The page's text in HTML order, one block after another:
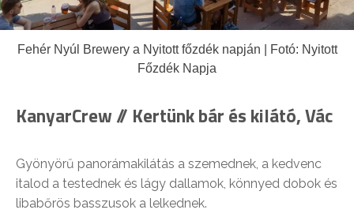
Fehér Nyúl Brewery a Nyitott főzdék napján | Fotó: Nyitott
Főzdék Napja
KanyarCrew // Kertünk bár és kilátó, Vác
Gyönyörű panorámakilátás a szemednek, a kedvenc
italod a testednek és lágy dallamok, könnyed dobok és
libabőrös basszusok a lelkednek.